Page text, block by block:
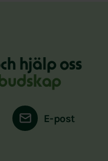
hjälp oss
E-post